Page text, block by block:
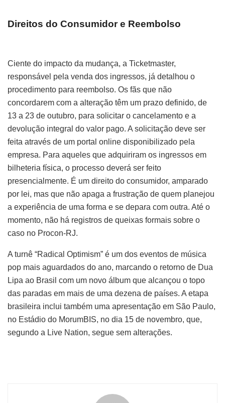
Direitos do Consumidor e Reembolso
Ciente do impacto da mudança, a Ticketmaster,
responsável pela venda dos ingressos, já detalhou o
procedimento para reembolso. Os fãs que não
concordarem com a alteração têm um prazo definido, de
13 a 23 de outubro, para solicitar o cancelamento e a
devolução integral do valor pago. A solicitação deve ser
feita através de um portal online disponibilizado pela
empresa. Para aqueles que adquiriram os ingressos em
bilheteria física, o processo deverá ser feito
presencialmente. É um direito do consumidor, amparado
por lei, mas que não apaga a frustração de quem planejou
a experiência de uma forma e se depara com outra. Até o
momento, não há registros de queixas formais sobre o
caso no Procon-RJ.
A turnê “Radical Optimism” é um dos eventos de música
pop mais aguardados do ano, marcando o retorno de Dua
Lipa ao Brasil com um novo álbum que alcançou o topo
das paradas em mais de uma dezena de países. A etapa
brasileira inclui também uma apresentação em São Paulo,
no Estádio do MorumBIS, no dia 15 de novembro, que,
segundo a Live Nation, segue sem alterações.